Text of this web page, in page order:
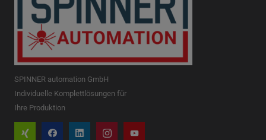
SPINNER automation GmbH
Individuelle Komplettlösungen für
Ihre Produktion